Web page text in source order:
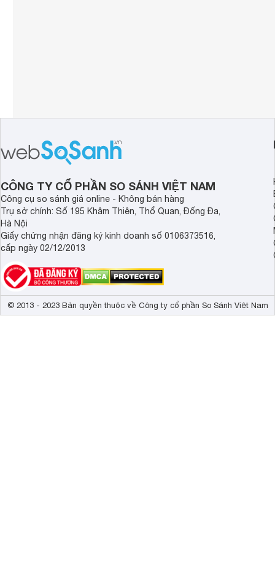
CÔNG TY CỔ PHẦN SO SÁNH VIỆT NAM
Công cụ so sánh giá online - Không bán hàng
Trụ sở chính: Số 195 Khâm Thiên, Thổ Quan, Đống Đa,
Hà Nội
Giấy chứng nhận đăng ký kinh doanh số 0106373516,
cấp ngày 02/12/2013
© 2013 - 2023 Bản quyền thuộc về Công ty cổ phần So Sánh Việt Nam